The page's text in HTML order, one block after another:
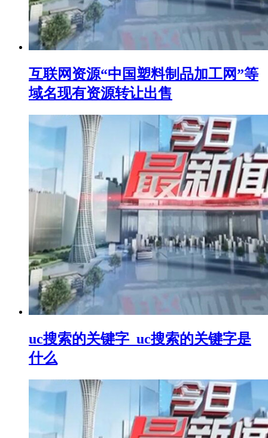
互联网资源“中国塑料制品加工网”等
域名现有资源转让出售
uc搜索的关键字_uc搜索的关键字是
什么